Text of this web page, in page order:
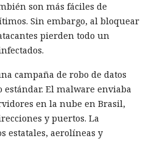
son más fáciles de
Sin embargo, al bloquear
pierden todo un
campaña de robo de datos
El malware enviaba
en la nube en Brasil,
y puertos. La
estatales, aerolíneas y
de un nodo:
no obligó a
su equipo de